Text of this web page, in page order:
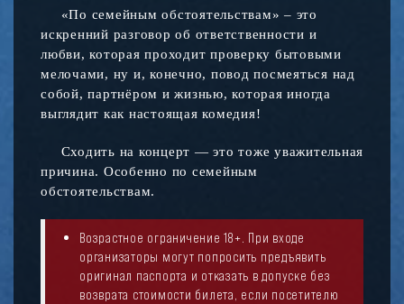
«По семейным обстоятельствам» – это
искренний разговор об ответственности и
любви, которая проходит проверку бытовыми
мелочами, ну и, конечно, повод посмеяться над
собой, партнёром и жизнью, которая иногда
выглядит как настоящая комедия!
Сходить на концерт — это тоже уважительная
причина. Особенно по семейным
обстоятельствам.
Возрастное ограничение 18+. При входе
организаторы могут попросить предъявить
оригинал паспорта и отказать в допуске без
возврата стоимости билета, если посетителю